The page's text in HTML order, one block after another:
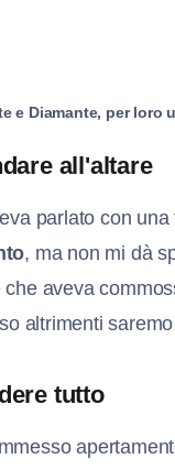
e Diamante, per loro
all'altare
parlato con una
, ma non mi dà
aveva
altrimenti
tutto